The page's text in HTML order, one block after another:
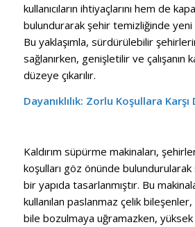
kullanıcıların ihtiyaçlarını hem de
bulundurarak şehir temizliğinde
Bu yaklaşımla, sürdürülebilir
sağlanırken, genişletilir ve çalışanın
düzeye çıkarılır.
Dayanıklılık: Zorlu Koşullara Karşı
Kaldırım süpürme makinaları,
koşulları göz önünde bulundurularak
bir yapıda tasarlanmıştır. Bu
kullanılan paslanmaz çelik bileşenler,
bile bozulmaya uğramazken, yüksek